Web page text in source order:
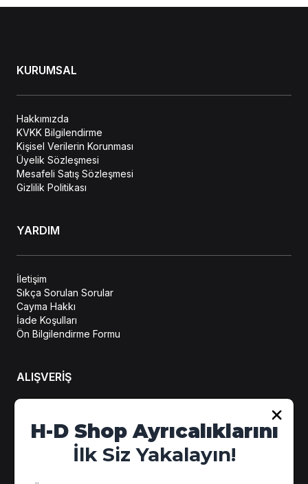
KURUMSAL
Hakkımızda
KVKK Bilgilendirme
Kişisel Verilerin Korunması
Üyelik Sözleşmesi
Mesafeli Satış Sözleşmesi
Gizlilik Politikası
YARDIM
İletişim
Sıkça Sorulan Sorular
Cayma Hakkı
İade Koşulları
Ön Bilgilendirme Formu
ALIŞVERİŞ
Hesabım
Sipariş Takip
Kampanya Detayları
H-D Shop Ayrıcalıklarını
İlk Siz Yakalayın!